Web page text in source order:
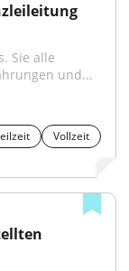
Sie alle
und...
Vollzeit